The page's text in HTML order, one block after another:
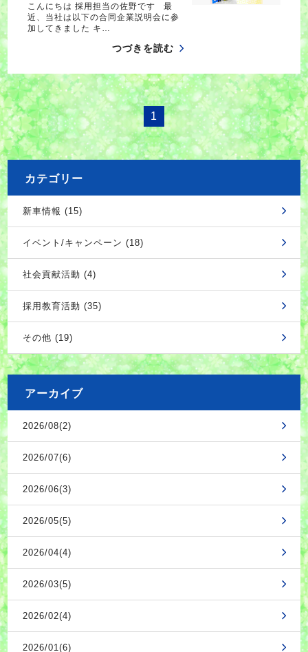
こんにちは 採用担当の佐野です 最
近、当社は以下の合同企業説明会に参
加してきました キ…
つづきを読む
1
カテゴリー
新車情報 (15)
イベント/キャンペーン (18)
社会貢献活動 (4)
採用教育活動 (35)
その他 (19)
アーカイブ
2026/08(2)
2026/07(6)
2026/06(3)
2026/05(5)
2026/04(4)
2026/03(5)
2026/02(4)
2026/01(6)